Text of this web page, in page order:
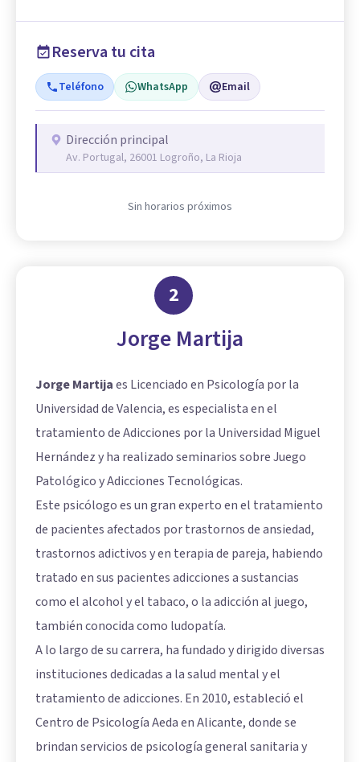
Reserva tu cita
Teléfono WhatsApp Email
Dirección principal
Av. Portugal, 26001 Logroño, La Rioja
Sin horarios próximos
2
Jorge Martija
Jorge Martijaes Licenciado en Psicología por la
Universidad de Valencia, es especialista en el
tratamiento de Adicciones por la Universidad Miguel
Hernández y ha realizado seminarios sobre Juego
Patológico y Adicciones Tecnológicas.
Este psicólogo es un gran experto en el tratamiento
de pacientes afectados por trastornos de ansiedad,
trastornos adictivos y en terapia de pareja, habiendo
tratado en sus pacientes adicciones a sustancias
como el alcohol y el tabaco, o la adicción al juego,
también conocida como ludopatía.
A lo largo de su carrera, ha fundado y dirigido diversas
instituciones dedicadas a la salud mental y el
tratamiento de adicciones. En 2010, estableció el
Centro de Psicología Aeda en Alicante, donde se
brindan servicios de psicología general sanitaria y